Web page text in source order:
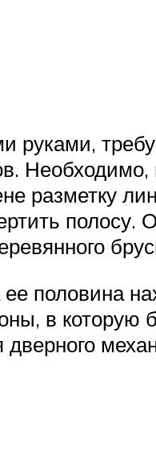
руками,
Необходимо,
разметку
полосу.
половина
в которую